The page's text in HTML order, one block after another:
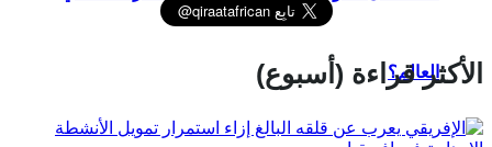
العالم؟
الأكثر قراءة (أسبوع)